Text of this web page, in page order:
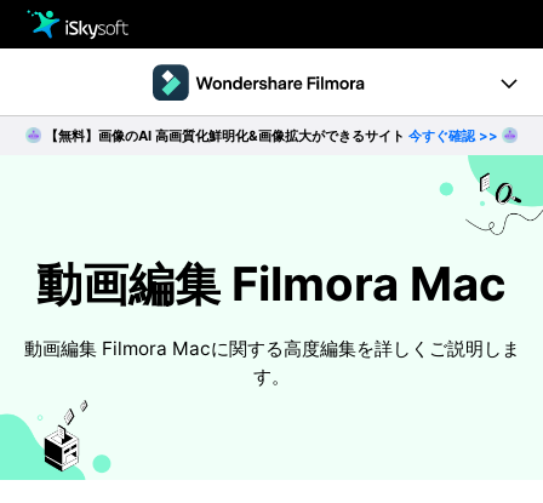
Utility
製品活用事例
サポート
製品ページ
操作ガイド
無料ダウンロード
【無料】画像のAI 高画質化鮮明化&画像拡大ができるサイト 今すぐ確認 >>
動画編集 Filmora Mac
動画編集 Filmora Macに関する高度編集を詳しくご説明しま
す。